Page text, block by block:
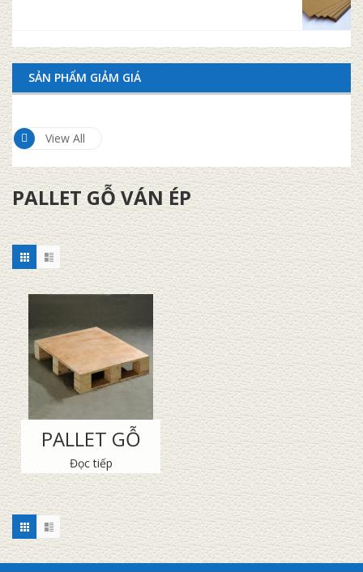
SẢN PHẨM GIẢM GIÁ
View All
PALLET GỖ VÁN ÉP
PALLET GỖ
Đọc tiếp